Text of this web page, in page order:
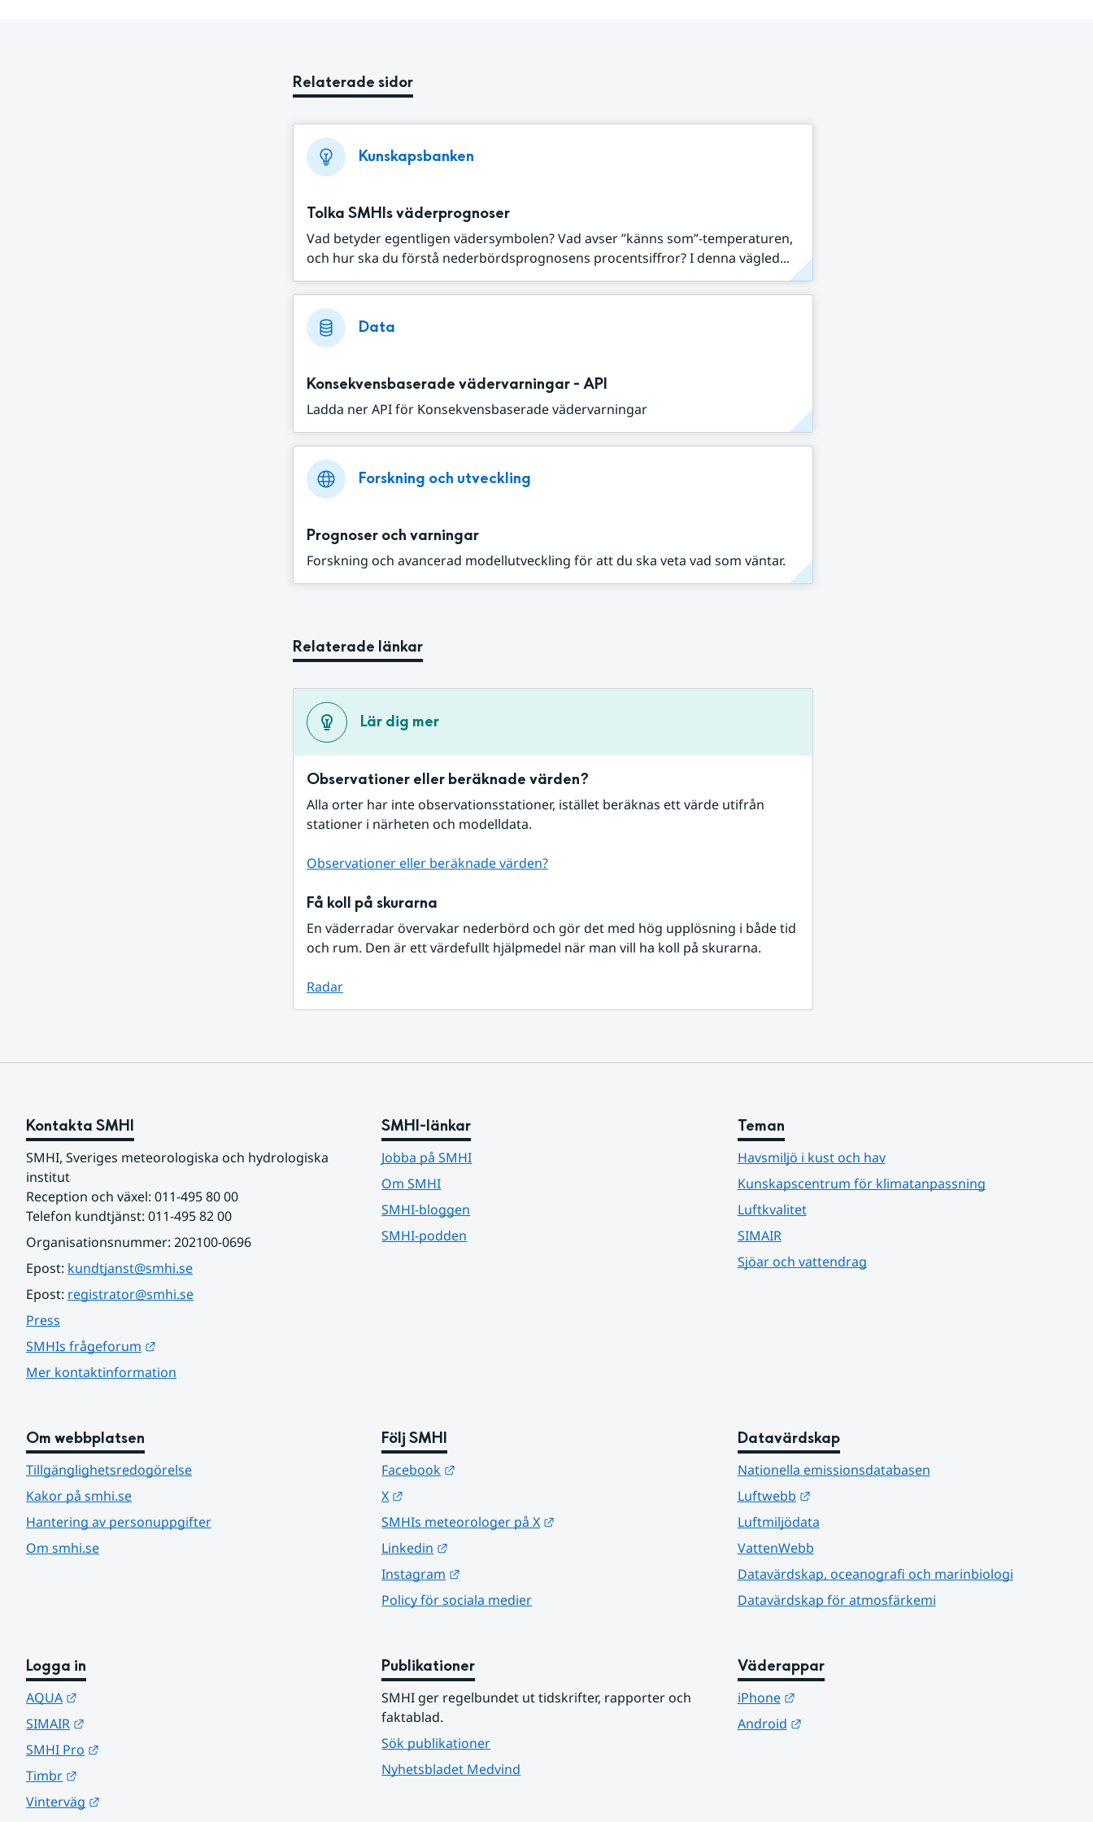
Relaterade sidor
Kunskapsbanken
Tolka SMHIs väderprognoser
Vad betyder egentligen vädersymbolen? Vad avser ”känns som”-temperaturen,
och hur ska du förstå nederbördsprognosens procentsiffror? I denna vägled...
Data
Konsekvensbaserade vädervarningar - API
Ladda ner API för Konsekvensbaserade vädervarningar
Forskning och utveckling
Prognoser och varningar
Forskning och avancerad modellutveckling för att du ska veta vad som väntar.
Relaterade länkar
Lär dig mer
Observationer eller beräknade värden?
Alla orter har inte observationsstationer, istället beräknas ett värde utifrån
stationer i närheten och modelldata.
Observationer eller beräknade värden?
Få koll på skurarna
En väderradar övervakar nederbörd och gör det med hög upplösning i både tid
och rum. Den är ett värdefullt hjälpmedel när man vill ha koll på skurarna.
Radar
Kontakta SMHI
SMHI, Sveriges meteorologiska och hydrologiska
institut
Reception och växel: 011-495 80 00
Telefon kundtjänst: 011-495 82 00
Organisationsnummer: 202100-0696
Epost: kundtjanst@smhi.se
Epost: registrator@smhi.se
Press
SMHIs frågeforum
Mer kontaktinformation
SMHI-länkar
Jobba på SMHI
Om SMHI
SMHI-bloggen
SMHI-podden
Teman
Havsmiljö i kust och hav
Kunskapscentrum för klimatanpassning
Luftkvalitet
SIMAIR
Sjöar och vattendrag
Om webbplatsen
Tillgänglighetsredogörelse
Kakor på smhi.se
Hantering av personuppgifter
Om smhi.se
Följ SMHI
Facebook
X
SMHIs meteorologer på X
Linkedin
Instagram
Policy för sociala medier
Datavärdskap
Nationella emissionsdatabasen
Luftwebb
Länk till annan webbplats.
Luftmiljödata
VattenWebb
Datavärdskap, oceanografi och marinbiologi
Datavärdskap för atmosfärkemi
Logga in
AQUA
SIMAIR
SMHI Pro
Timbr
Vinterväg
Publikationer
SMHI ger regelbundet ut tidskrifter, rapporter och
faktablad.
Sök publikationer
Nyhetsbladet Medvind
Väderappar
iPhone
Länk till annan webbplats.
Android
Länk till annan webbplats.